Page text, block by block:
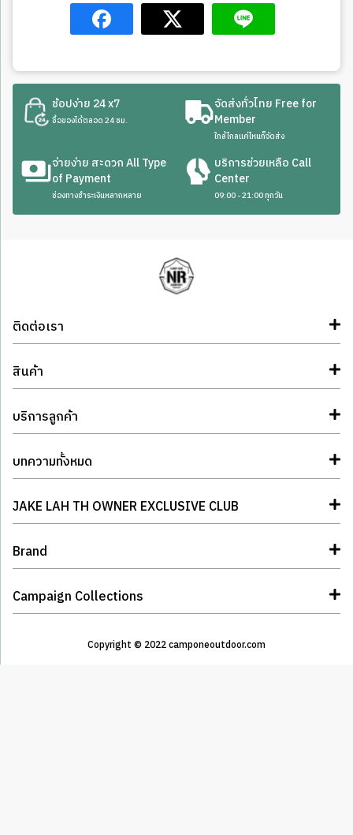
ช้อปง่าย 24 x7
ซื้อของได้ตลอด 24 ชม.
จัดส่งทั่วไทย Free for
Member
ใกล้ไกลแค่ไหนก็จัดส่ง
จ่ายง่าย สะดวก All Type
of Payment
ช่องทางชำระเงินหลากหลาย
บริการช่วยเหลือ Call
Center
09:00 - 21:00 ทุกวัน
ติดต่อเรา
สินค้า
บริการลูกค้า
บทความทั้งหมด
JAKE LAH TH OWNER EXCLUSIVE CLUB
Brand
Campaign Collections
Copyright © 2022 camponeoutdoor.com